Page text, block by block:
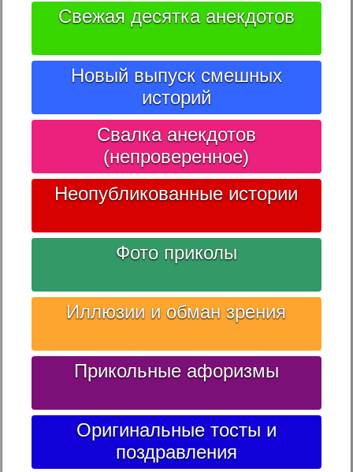
Свежая десятка анекдотов
Новый выпуск смешных
историй
Свалка анекдотов
(непроверенное)
Неопубликованные истории
Фото приколы
Иллюзии и обман зрения
Прикольные афоризмы
Оригинальные тосты и
поздравления